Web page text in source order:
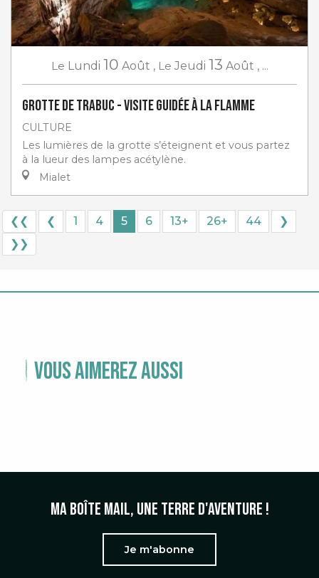
Le Lundi 10 Août , Le Jeudi 13 Août , ...
Grotte de Trabuc - Visite guidée à la flamme
CULTURE
Les lumières de la grotte s’éteignent et vous partez
à la lueur des lampes acétylène.
Mialet
❮❮ ❮ 1 4 5 6 13+ 26+ 44
❯
❯❯
Vous aimerez aussi
Ma boîte mail, une terre d'aventure !
Je m'abonne